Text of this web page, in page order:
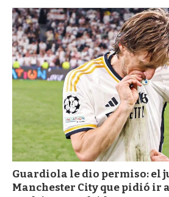
Guardiola le dio permiso: el
Manchester City que pidió ir